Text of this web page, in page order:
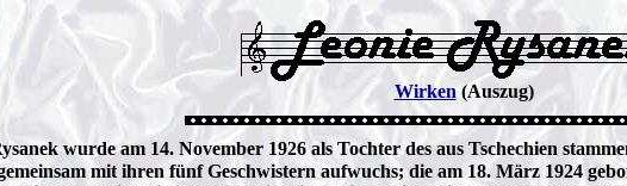
Wirken (Auszug)
wurde am 14. November 1926 als Tochter des aus Tschechien
mit ihren fünf Geschwistern aufwuchs; die am 18. März 1924